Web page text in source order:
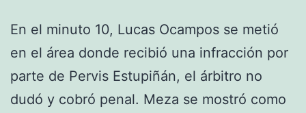
En el minuto 10, Lucas Ocampos se metió
en el área donde recibió una infracción por
parte de Pervis Estupiñán, el árbitro no
dudó y cobró penal. Meza se mostró como